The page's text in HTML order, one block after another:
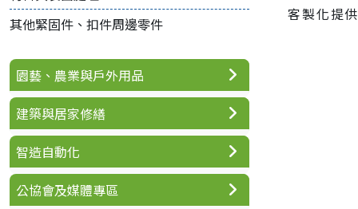
客製化提
其他緊固件、扣件周邊零件
園藝、農業與戶外用品
建築與居家修繕
智造自動化
公協會及媒體專區